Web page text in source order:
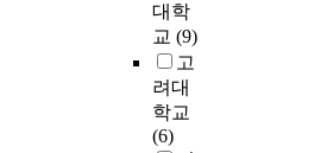
대학
교 (9)
고
려대
학교
(6)